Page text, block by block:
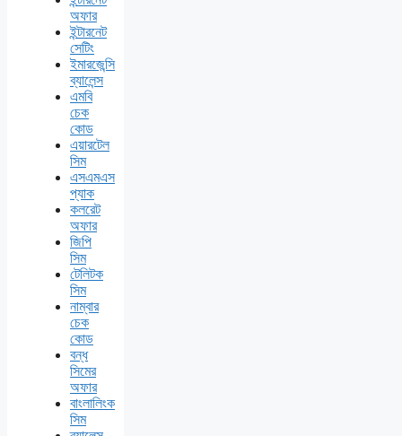
অফার
ইন্টারনেট
সেটিং
ইমারজেন্সি
ব্যালেন্স
এমবি
চেক
কোড
এয়ারটেল
সিম
এসএমএস
প্যাক
কলরেট
অফার
জিপি
সিম
টেলিটক
সিম
নাম্বার
চেক
কোড
বন্ধ
সিমের
অফার
বাংলালিংক
সিম